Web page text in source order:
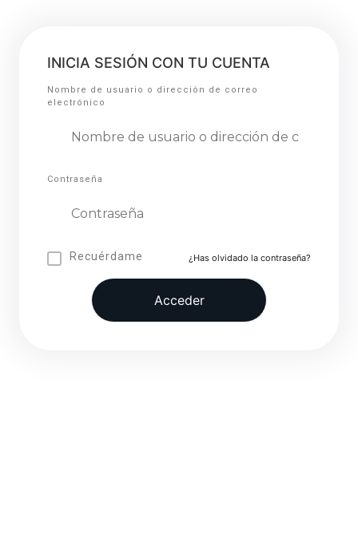
INICIA SESIÓN CON TU CUENTA
Nombre de usuario o dirección de correo
electrónico
Contraseña
Recuérdame ¿Has olvidado la contraseña?